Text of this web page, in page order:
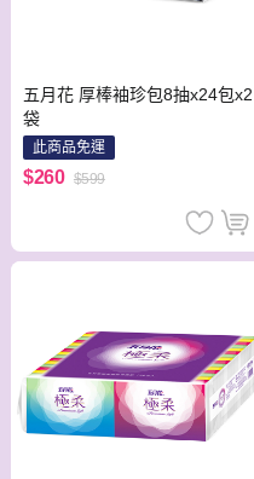
五月花 厚棒袖珍包8抽x24包x2
袋
此商品免運
$260 $599